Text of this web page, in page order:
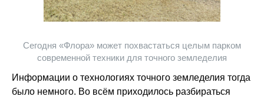
Сегодня «Флора» может похвастаться целым парком
современной техники для точного земледелия
Информации о технологиях точного земледелия тогда
было немного. Во всём приходилось разбираться